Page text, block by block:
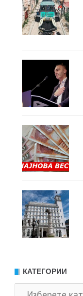
КАТЕГОРИИ
Категории